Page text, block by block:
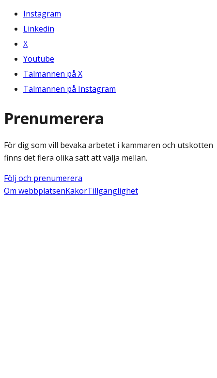
Instagram
Linkedin
X
Youtube
Talmannen på X
Talmannen på Instagram
Prenumerera
För dig som vill bevaka arbetet i kammaren och utskotten
finns det flera olika sätt att välja mellan.
Följ och prenumerera
Om webbplatsenKakorTillgänglighet